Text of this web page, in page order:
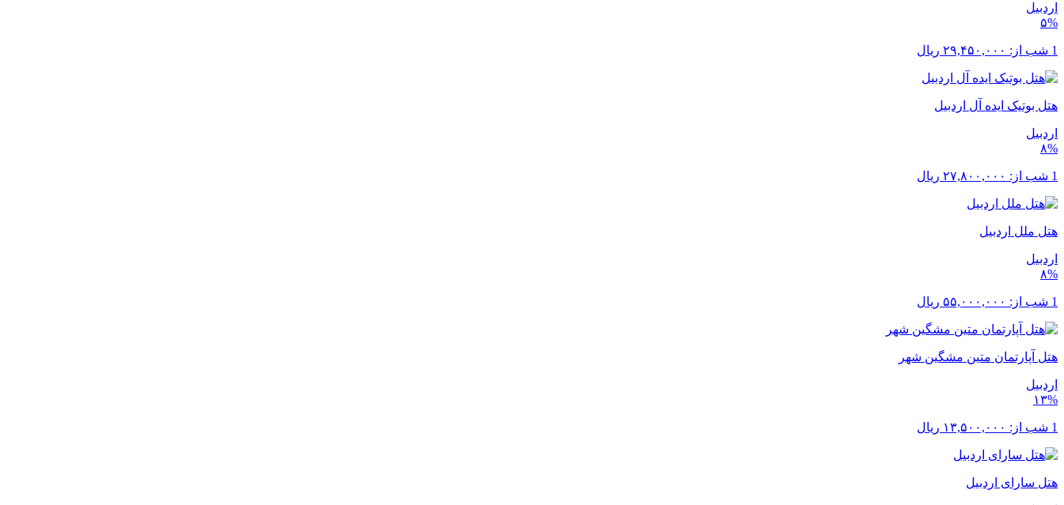
اردبیل
۵%
1 شب از: ۲۹,۴۵۰,۰۰۰ ریال
هتل بوتیک ایده آل اردبیل
اردبیل
۸%
1 شب از: ۲۷,۸۰۰,۰۰۰ ریال
هتل ملل اردبیل
اردبیل
۸%
1 شب از: ۵۵,۰۰۰,۰۰۰ ریال
هتل آپارتمان متین مشگین شهر
اردبیل
۱۳%
1 شب از: ۱۳,۵۰۰,۰۰۰ ریال
هتل سارای اردبیل